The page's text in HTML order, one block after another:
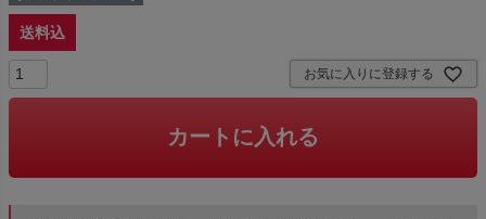
送料込
お気に入りに登録する
カートに入れる